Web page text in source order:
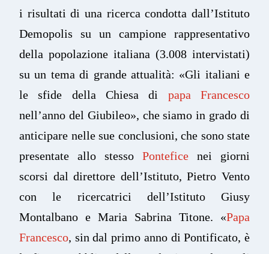
i risultati di una ricerca condotta dall’Istituto
Demopolis su un campione rappresentativo
della popolazione italiana (3.008 intervistati)
su un tema di grande attualità: «Gli italiani e
le sfide della Chiesa di papa Francesco
nell’anno del Giubileo», che siamo in grado di
anticipare nelle sue conclusioni, che sono state
presentate allo stesso Pontefice nei giorni
scorsi dal direttore dell’Istituto, Pietro Vento
con le ricercatrici dell’Istituto Giusy
Montalbano e Maria Sabrina Titone. «Papa
Francesco, sin dal primo anno di Pontificato, è